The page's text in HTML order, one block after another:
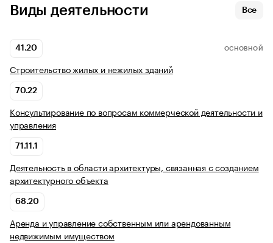
Виды деятельности Все
41.20 ОСНОВНОЙ
Строительство жилых и нежилых зданий
70.22
Консультирование по вопросам коммерческой деятельности и
управления
71.11.1
Деятельность в области архитектуры, связанная с созданием
архитектурного объекта
68.20
Аренда и управление собственным или арендованным
недвижимым имуществом